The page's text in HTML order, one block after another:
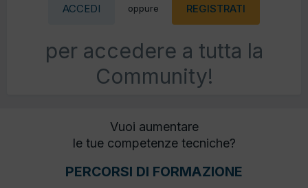
ACCEDI oppure REGISTRATI
per accedere a tutta la
Community!
Vuoi aumentare
le tue competenze tecniche?
PERCORSI DI FORMAZIONE